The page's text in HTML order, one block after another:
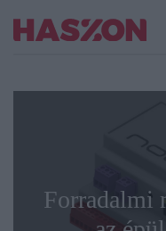
Forradalmi